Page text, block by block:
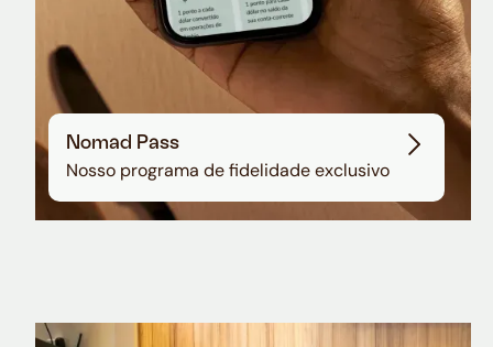
Nomad Pass
Nosso programa de fidelidade exclusivo